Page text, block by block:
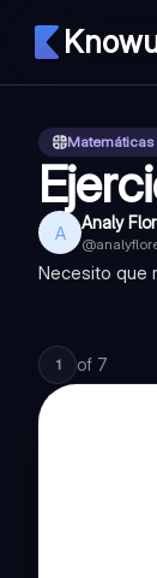
Matemáticas
A Analy
@
Necesito que
1 of 7